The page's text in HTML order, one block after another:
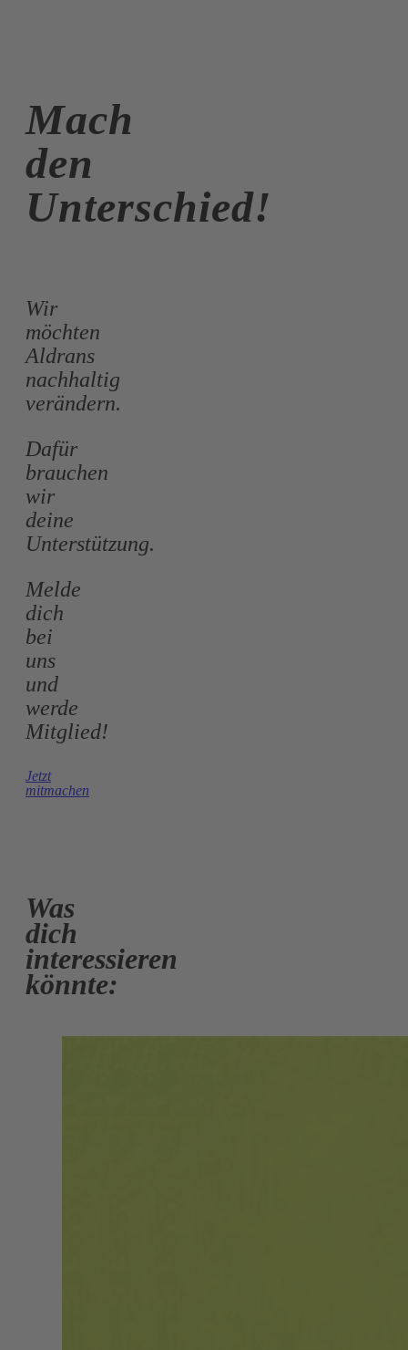
Mach
den
Unterschied!
Wir
möchten
Aldrans
nachhaltig
verändern.
Dafür
brauchen
wir
deine
Unterstützung.
Melde
dich
bei
uns
und
werde
Mitglied!
Jetzt
mitmachen
Was
dich
interessieren
könnte: